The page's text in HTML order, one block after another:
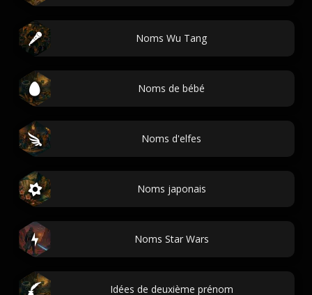
Noms Wu Tang
Noms de bébé
Noms d'elfes
Noms japonais
Noms Star Wars
Idées de deuxième prénom